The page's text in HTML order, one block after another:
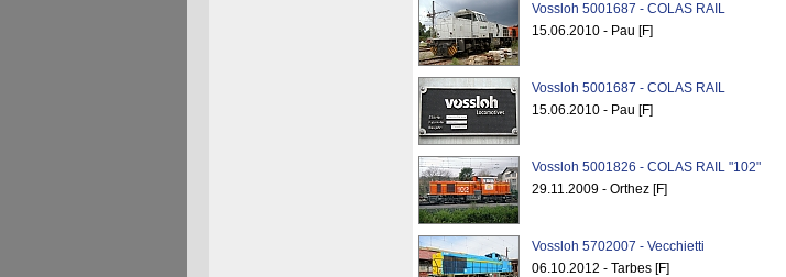
Vossloh 5001687 - COLAS RAIL
15.06.2010 - Pau [F]
Vossloh 5001687 - COLAS RAIL
15.06.2010 - Pau [F]
Vossloh 5001826 - COLAS RAIL "102"
29.11.2009 - Orthez [F]
Vossloh 5702007 - Vecchietti
06.10.2012 - Tarbes [F]